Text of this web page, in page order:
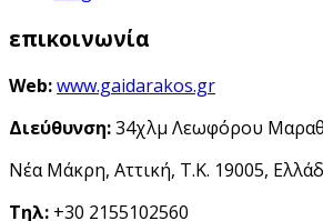
επικοινωνία
Web:www.gaidarakos.gr
Διεύθυνση:34χλμ Λεωφόρου
Νέα Μάκρη, Αττική, Τ.Κ. 19005,
Τηλ: +30 2155102560